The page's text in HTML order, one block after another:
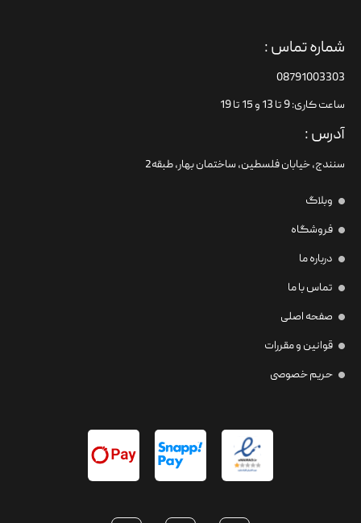
شماره تماس :
08791003303
ساعت کاری: 9 تا 13 و 15 تا 19
آدرس :
سنندج، خیابان فلسطین،‌ ساختمان بهار، طبقه2
وبلاگ
فروشگاه
درباره ما
تماس با ما
صفحه اصلی
قوانین و مقررات
حریم خصوصی